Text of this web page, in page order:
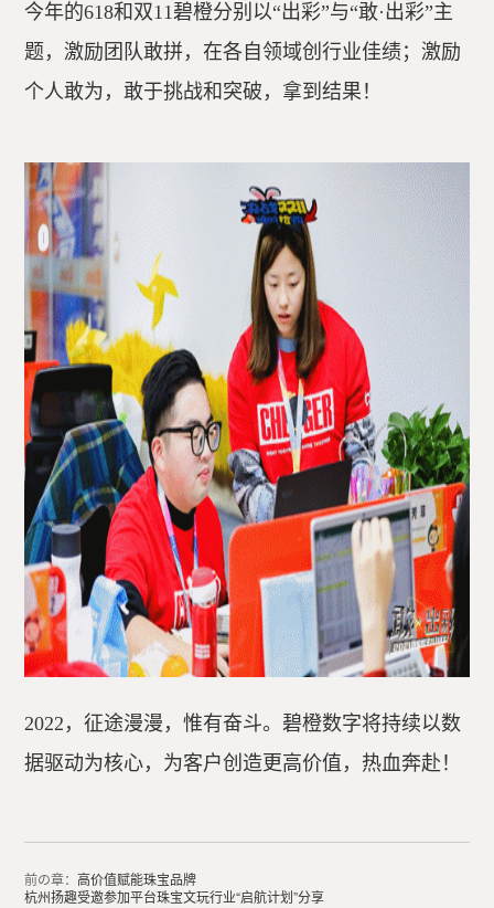
今年的618和双11碧橙分别以“出彩”与“敢·出彩”主
题，激励团队敢拼，在各自领域创行业佳绩；激励
个人敢为，敢于挑战和突破，拿到结果！
2022，征途漫漫，惟有奋斗。碧橙数字将持续以数
据驱动为核心，为客户创造更高价值，热血奔赴！
前の章：高价值赋能珠宝品牌
杭州扬趣受邀参加平台珠宝文玩行业“启航计划”分享